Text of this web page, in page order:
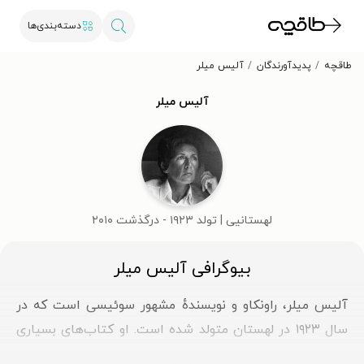
دسته‌بندی‌ها
طاقچه پدیدآورندگان آلیس میلر
آلیس میلر
لهستانیی | تولد ۱۹۲۳ - درگذشت ۲۰۱۰
بیوگرافی آلیس میلر
آلیس میلر، راونکاو و نویسندهٔ مشهور سوئیسی است که در
سال ۱۹۲۳ در لهستان متولد شده است. او کتاب‌های بسیاری